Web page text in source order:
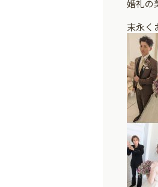
婚礼の
末永く